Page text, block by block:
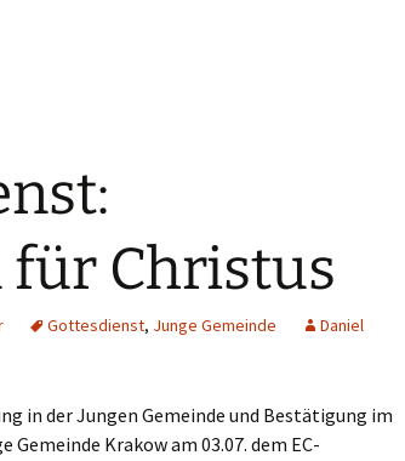
für Christus
Gottesdienst, Junge Gemeinde
Daniel
in der Jungen Gemeinde und Bestätigung im
Krakow am 03.07. dem EC-